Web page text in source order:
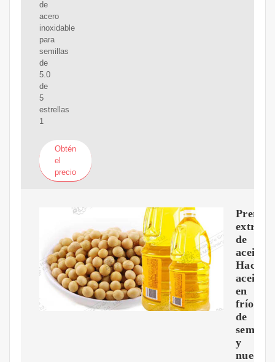
de
acero
inoxidable
para
semillas
de
5.0
de
5
estrellas
1
Obtén
el
precio
Prensa
de
aceite
Hacer
aceite
en
frío
de
semillas
y
nueces